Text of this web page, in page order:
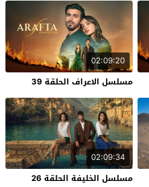
02:09:20
مسلسل الاعراف الحلقة 39
02:09:34
مسلسل الخليفة الحلقة 26